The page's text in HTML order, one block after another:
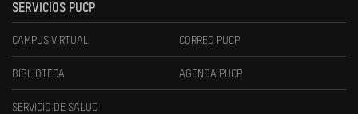
SERVICIOS PUCP
CAMPUS VIRTUAL CORREO PUCP
BIBLIOTECA AGENDA PUCP
SERVICIO DE SALUD